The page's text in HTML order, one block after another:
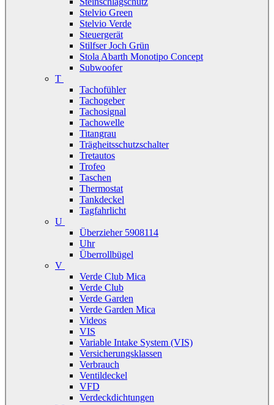
Stelvio Green
Stelvio Verde
Steuergerät
Stilfser Joch Grün
Stola Abarth Monotipo Concept
Subwoofer
T
Tachofühler
Tachogeber
Tachosignal
Tachowelle
Titangrau
Trägheitsschutzschalter
Tretautos
Trofeo
Taschen
Thermostat
Tankdeckel
Tagfahrlicht
U
Überzieher 5908114
Uhr
Überrollbügel
V
Verde Club Mica
Verde Club
Verde Garden
Verde Garden Mica
Videos
VIS
Variable Intake System (VIS)
Versicherungsklassen
Verbrauch
Ventildeckel
VFD
Verdeckdichtungen